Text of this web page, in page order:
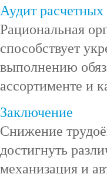
Аудит
Рациональная
способствует
выполнению
ассортименте и
Заключение
Снижение
достигнуть
механизация и